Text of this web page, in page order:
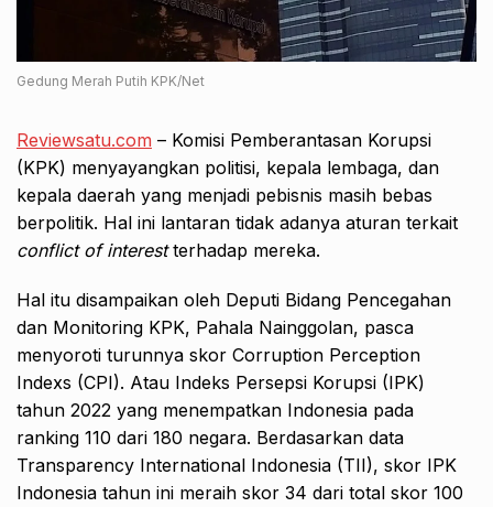
Gedung Merah Putih KPK/Net
Reviewsatu.com – Komisi Pemberantasan Korupsi
(KPK) menyayangkan politisi, kepala lembaga, dan
kepala daerah yang menjadi pebisnis masih bebas
berpolitik. Hal ini lantaran tidak adanya aturan terkait
conflict of interestterhadap mereka.
Hal itu disampaikan oleh Deputi Bidang Pencegahan
dan Monitoring KPK, Pahala Nainggolan, pasca
menyoroti turunnya skor Corruption Perception
Indexs (CPI). Atau Indeks Persepsi Korupsi (IPK)
tahun 2022 yang menempatkan Indonesia pada
ranking 110 dari 180 negara. Berdasarkan data
Transparency International Indonesia (TII), skor IPK
Indonesia tahun ini meraih skor 34 dari total skor 100